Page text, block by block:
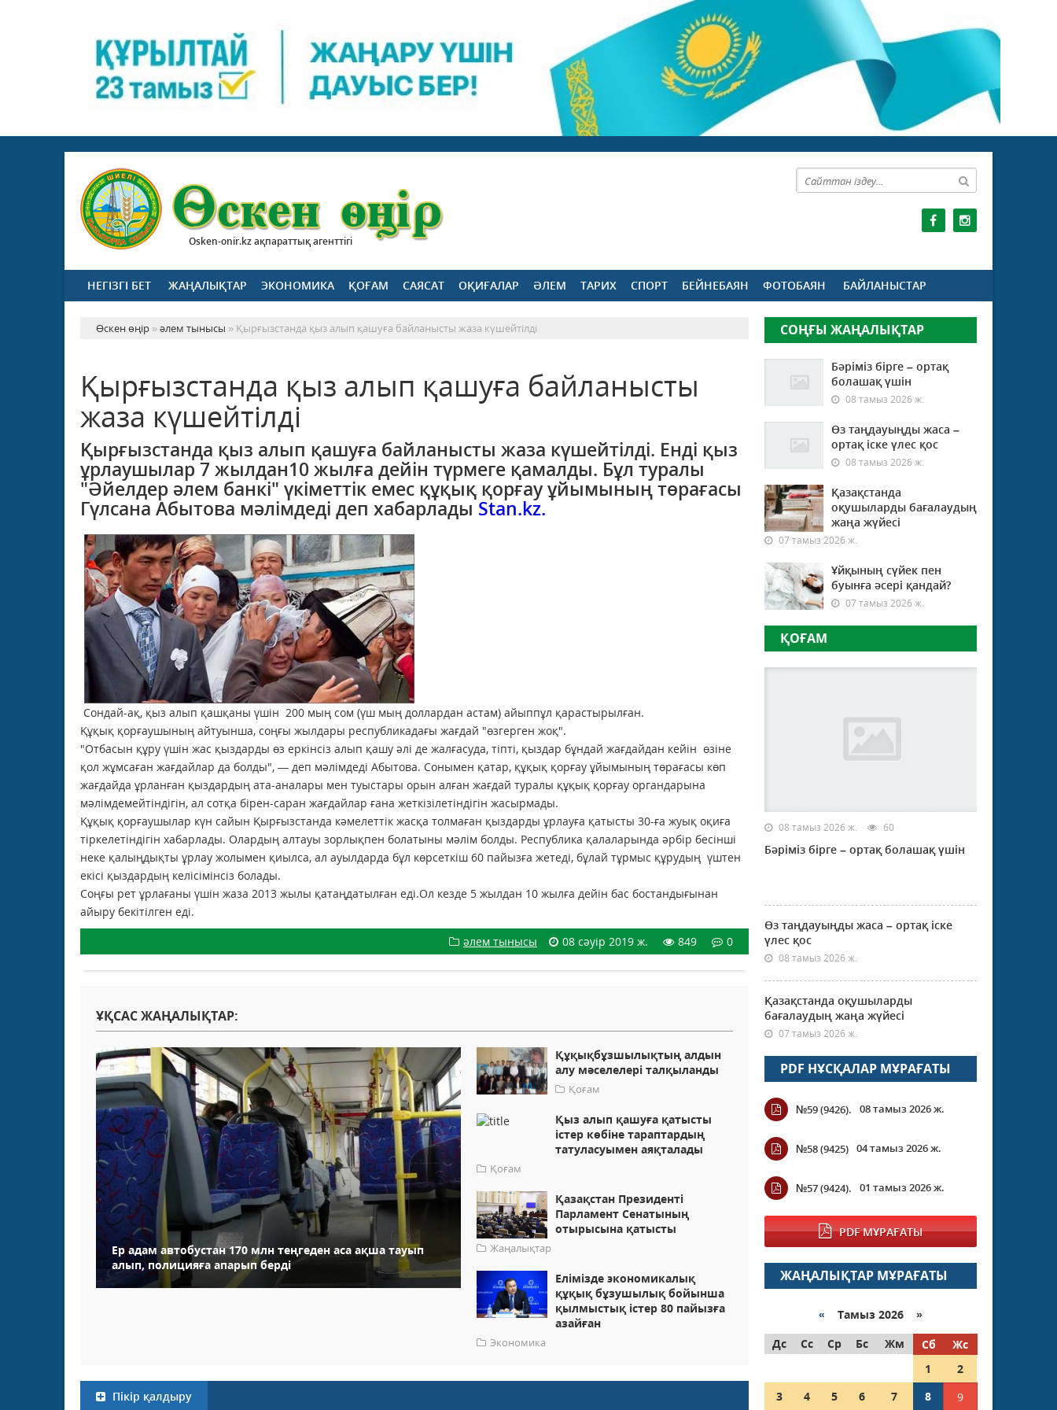
Osken-onir.kz ақпараттық агенттігі
НЕГІЗГІ БЕТ ЖАҢАЛЫҚТАР ЭКОНОМИКА ҚОҒАМ САЯСАТ ОҚИҒАЛАР ӘЛЕМ ТАРИХ СПОРТ БЕЙНЕБАЯН ФОТОБАЯН БАЙЛАНЫСТАР
Өскен өңір »әлем тынысы » Қырғызстанда қыз алып қашуға байланысты жаза күшейтілді
Қырғызстанда қыз алып қашуға байланысты
жаза күшейтілді
Қырғызстанда қыз алып қашуға байланысты жаза күшейтілді. Енді қыз
ұрлаушылар 7 жылдан10 жылға дейін түрмеге қамалды. Бұл туралы
"Әйелдер әлем банкі" үкіметтік емес құқық қорғау ұйымының төрағасы
Гүлсана Абытова мәлімдеді деп хабарладыStan.kz.
Сондай-ақ, қыз алып қашқаны үшін 200 мың сом (үш мың доллардан астам) айыппұл қарастырылған.
Құқық қорғаушының айтуынша, соңғы жылдары республикадағы жағдай "өзгерген жоқ".
"Отбасын құру үшін жас қыздарды өз еркінсіз алып қашу әлі де жалғасуда, тіпті, қыздар бұндай жағдайдан кейін өзіне
қол жұмсаған жағдайлар да болды", — деп мәлімдеді Абытова. Сонымен қатар, құқық қорғау ұйымының төрағасы көп
жағдайда ұрланған қыздардың ата-аналары мен туыстары орын алған жағдай туралы құқық қорғау органдарына
мәлімдемейтіндігін, ал сотқа бірен-саран жағдайлар ғана жеткізілетіндігін жасырмады.
Құқық қорғаушылар күн сайын Қырғызстанда кәмелеттік жасқа толмаған қыздарды ұрлауға қатысты 30-ға жуық оқиға
тіркелетіндігін хабарлады. Олардың алтауы зорлықпен болатыны мәлім болды. Республика қалаларында әрбір бесінші
неке қалыңдықты ұрлау жолымен қиылса, ал ауылдарда бұл көрсеткіш 60 пайызға жетеді, бұлай тұрмыс құрудың үштен
екісі қыздардың келісімінсіз болады.
Соңғы рет ұрлағаны үшін жаза 2013 жылы қатаңдатылған еді.Ол кезде 5 жылдан 10 жылға дейін бас бостандығынан
айыру бекітілген еді.
әлем тынысы
08 сәуір 2019 ж. 849 0
ҰҚСАС ЖАҢАЛЫҚТАР:
Ер адам автобустан 170 млн теңгеден аса ақша тауып
алып, полицияға апарып берді
Құқықбұзшылықтың алдын
алу мәселелері талқыланды
Қоғам
Қыз алып қашуға қатысты
істер көбіне тараптардың
татуласуымен аяқталады
Қоғам
Қазақстан Президенті
Парламент Сенатының
отырысына қатысты
Жаңалықтар
Елiмiзде экономикалық
құқық бұзушылық бойынша
қылмыстық iстер 80 пайызға
азайған
Экономика
Пікір қалдыру
СОҢҒЫ ЖАҢАЛЫҚТАР
Бәріміз бірге – ортақ
болашақ үшін
08 тамыз 2026 ж.
Өз таңдауыңды жаса –
ортақ іске үлес қос
08 тамыз 2026 ж.
Қазақстанда
оқушыларды бағалаудың
жаңа жүйесі
07 тамыз 2026 ж.
Ұйқының сүйек пен
буынға әсері қандай?
07 тамыз 2026 ж.
ҚОҒАМ
08 тамыз 2026 ж. 60
Бәріміз бірге – ортақ болашақ үшін
Өз таңдауыңды жаса – ортақ іске
үлес қос
08 тамыз 2026 ж.
Қазақстанда оқушыларды
бағалаудың жаңа жүйесі
07 тамыз 2026 ж.
PDF НҰСҚАЛАР МҰРАҒАТЫ
№59 (9426). 08 тамыз 2026 ж.
№58 (9425) 04 тамыз 2026 ж.
№57 (9424). 01 тамыз 2026 ж.
PDF МҰРАҒАТЫ
ЖАҢАЛЫҚТАР МҰРАҒАТЫ
« Тамыз 2026 »
Дс
Сс Ср Бс Жм Сб
Жс
1
2
3
4 5 6 7 8 9